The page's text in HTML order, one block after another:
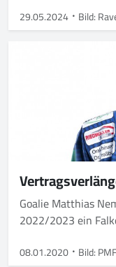
29.05.2024 Bild:
Goalie Matthias
2022/2023 ein
08.01.2020 Bild: